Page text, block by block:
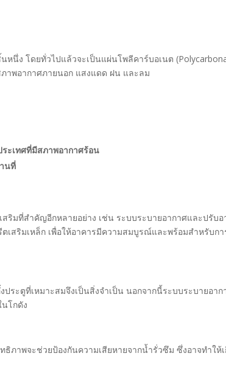
นึ่ง โดยทั่วไปแล้วจะเป็นแผ่นโพลีคาร์บอเนต
าพอากาศภายนอก แสงแดด ฝน และลม
ะเทศที่มีสภาพอากาศร้อน
นที่
ริมที่สำคัญอีกหลายอย่าง เช่น ระบบระบายอากาศและปรับอ
สริมเหล็ก เพื่อให้อาคารมีความสมบูรณ์และพร้อมสำหรับก
ระตูที่เหมาะสมจึงเป็นสิ่งจำเป็น นอกจากนี้ระบบระบายอาก
โกดัง
ภาพจะช่วยป้องกันความเสียหายจากน้ำรั่วซึม ซึ่งอาจทำให้